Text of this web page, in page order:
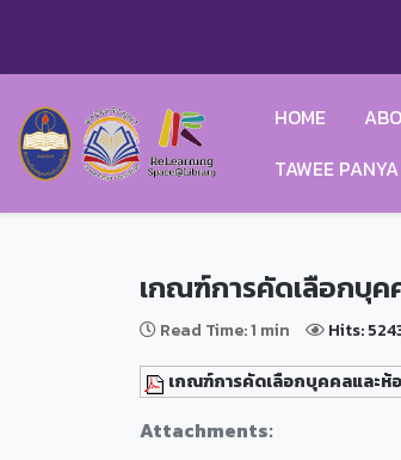
HOME
TAWEE
เกณฑ์การคัดเลือกบุค
Read Time: 1 min Hits:
Attachments:
เกณฑ์การคัดเลือกบุคคลและห้